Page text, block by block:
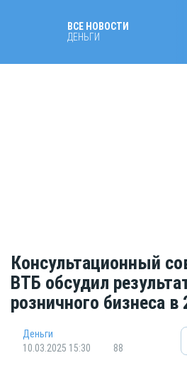
ВСЕ НОВОСТИ
ДЕНЬГИ
Консультационный
ВТБ обсудил
розничного бизнеса в
Деньги
10.03.2025 15:30
88